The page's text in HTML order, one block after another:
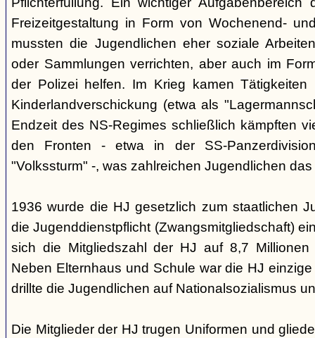
Freizeitgestaltung in Form von Wochenend-
mussten die Jugendlichen eher soziale
oder Sammlungen verrichten, aber auch im
der Polizei helfen. Im Krieg kamen
Kinderlandverschickung (etwa als
Endzeit des NS-Regimes schließlich kämpften
den Fronten - etwa in der SS-
"Volkssturm" -, was zahlreichen Jugendlichen
1936 wurde die HJ gesetzlich zum staatlichen
die Jugenddienstpflicht (Zwangsmitgliedschaft)
sich die Mitgliedszahl der HJ auf 8,7 Millionen
Neben Elternhaus und Schule war die HJ
drillte die Jugendlichen auf Nationalsozialismus
Die Mitglieder der HJ trugen Uniformen und